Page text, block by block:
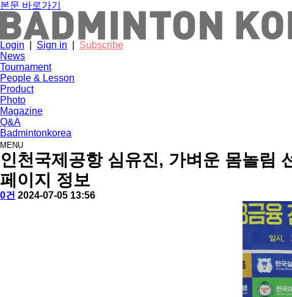
본문 바로가기
Login Sign in
Subscribe
News
Tournament
People & Lesson
Product
Photo
Magazine
Q&A
Badmintonkorea
MENU
tournament
인천국제공항 심유진, 가벼운 몸놀림
페이지 정보
작
배
댓
0건 작
2024-07-05 13:56